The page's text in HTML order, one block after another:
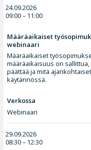
24.09.2026
09:00 – 11:00
Määräaikaiset
webinaari
Määräaikaiset
määräaikaisuus on
päättää ja mitä
käytännössä.
Verkossa
Webinaari
29.09.2026
08:30 – 12:30